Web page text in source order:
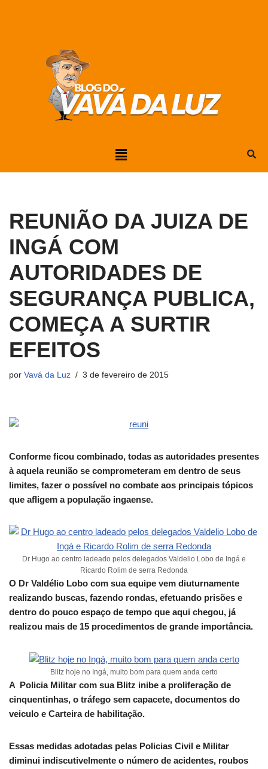
REUNIÃO DA JUIZA DE
INGÁ COM
AUTORIDADES DE
SEGURANÇA PUBLICA,
COMEÇA A SURTIR
EFEITOS
por Vavá da Luz 3 de fevereiro de 2015
Conforme ficou combinado, todas as autoridades presentes
à aquela reunião se comprometeram em dentro de seus
limites, fazer o possível no combate aos principais tópicos
que afligem a população ingaense.
Dr Hugo ao centro ladeado pelos delegados Valdelio Lobo de Ingá e
Ricardo Rolim de serra Redonda
O Dr Valdélio Lobo com sua equipe vem diuturnamente
realizando buscas, fazendo rondas, efetuando prisões e
dentro do pouco espaço de tempo que aqui chegou, já
realizou mais de 15 procedimentos de grande importância.
Blitz hoje no Ingá, muito bom para quem anda certo
A Policia Militar com sua Blitz inibe a proliferação de
cinquentinhas, o tráfego sem capacete, documentos do
veiculo e Carteira de habilitação.
Essas medidas adotadas pelas Policias Civil e Militar
diminui indiscutivelmente o número de acidentes, roubos